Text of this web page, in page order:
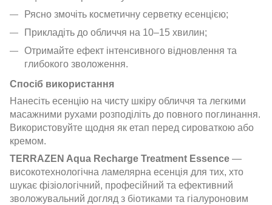
Рясно змочіть косметичну серветку есенцією;
Прикладіть до обличчя на 10–15 хвилин;
Отримайте ефект інтенсивного відновлення та
глибокого зволоження.
Спосіб використання
Нанесіть есенцію на чисту шкіру обличчя та легкими
масажними рухами розподіліть до повного поглинання.
Використовуйте щодня як етап перед сироваткою або
кремом.
TERRAZEN Aqua Recharge Treatment Essence —
високотехнологічна ламелярна есенція для тих, хто
шукає фізіологічний, професійний та ефективний
зволожувальний догляд з біотиками та гіалуроновим